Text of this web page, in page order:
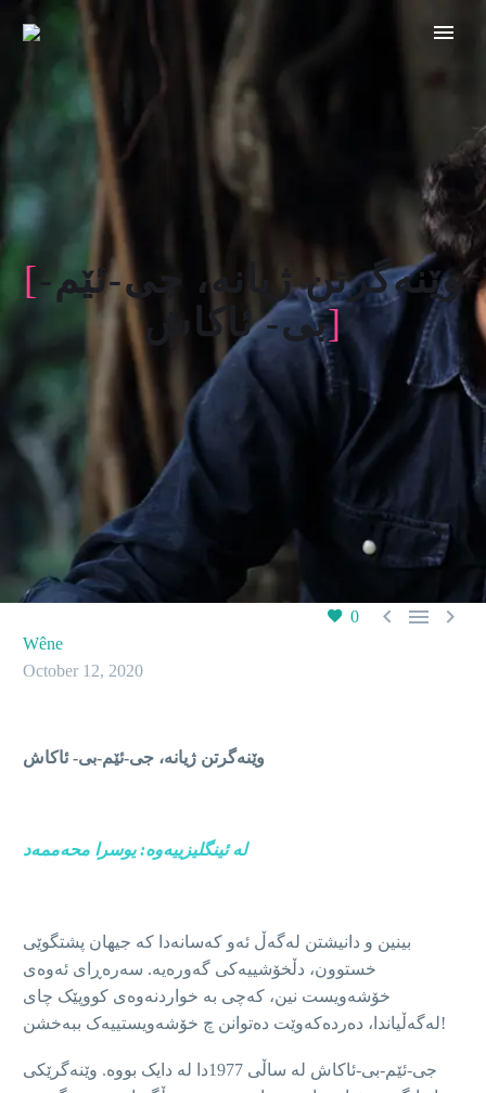
[ وێنەگرتن ژیانە، جی-ئێم-
بی- ئاکاش]
0   
Wêne
October 12, 2020
وێنەگرتن ژیانە، جی-ئێم-بی- ئاکاش
لە ئینگلیزییەوە: یوسرا محه‌ممه‌د
بينين و دانيشتن لەگەڵ ئەو کەسانەدا كه‌ جیهان پشتگوێی
خستوون، دڵخۆشیيەکی گەورەیە. سەرەڕای ئەوەی
خۆشەویست نین، كه‌چى به ‌خواردنەوەی کووپێک چاى
لەگەڵیاندا، دەردەکەوێت دەتوانن چ خۆشەویستییەک ببەخشن!
جی-ئێم-بی-ئاکاش لە ساڵى 1977دا لە دایک بووە. وێنەگرێکی